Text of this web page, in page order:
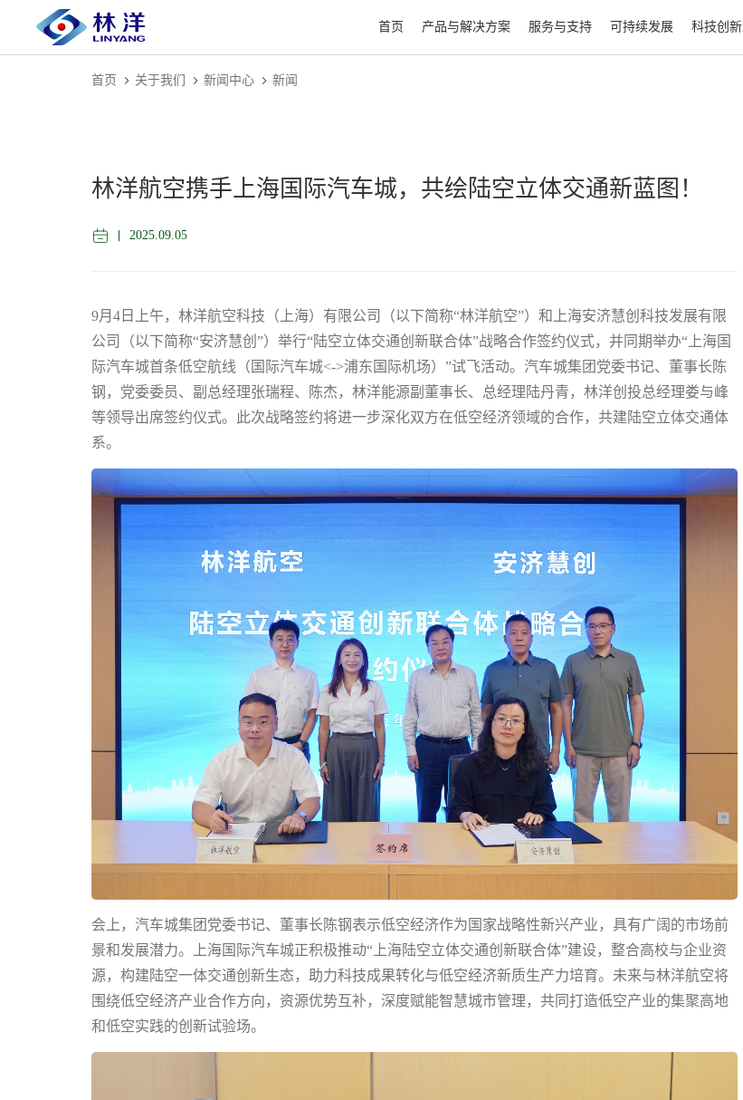
首页 产品与解决方案 服务与支持 可持续发展 科技创新
首页 关于我们 新闻中心 新闻
林洋航空携手上海国际汽车城，共绘陆空立体交通新蓝图！
2025.09.05
9月4日上午，林洋航空科技（上海）有限公司（以下简称“林洋航空”）和上海安济慧创科技发展有限
公司（以下简称“安济慧创”）举行“陆空立体交通创新联合体”战略合作签约仪式，并同期举办“上海国
际汽车城首条低空航线（国际汽车城<->浦东国际机场）”试飞活动。汽车城集团党委书记、董事长陈
钢，党委委员、副总经理张瑞程、陈杰，林洋能源副董事长、总经理陆丹青，林洋创投总经理娄与峰
等领导出席签约仪式。此次战略签约将进一步深化双方在低空经济领域的合作，共建陆空立体交通体
系。
会上，汽车城集团党委书记、董事长陈钢表示低空经济作为国家战略性新兴产业，具有广阔的市场前
景和发展潜力。上海国际汽车城正积极推动“上海陆空立体交通创新联合体”建设，整合高校与企业资
源，构建陆空一体交通创新生态，助力科技成果转化与低空经济新质生产力培育。未来与林洋航空将
围绕低空经济产业合作方向，资源优势互补，深度赋能智慧城市管理，共同打造低空产业的集聚高地
和低空实践的创新试验场。